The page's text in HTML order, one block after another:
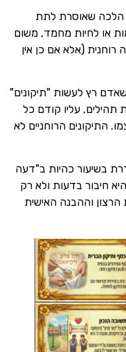
לתת
מחמד, משום
אם כן אין
"תיקונים"
עליו קודם כל
הרוחניים לא
כהיות ב"דעה
בדעות ולא רק
האישית